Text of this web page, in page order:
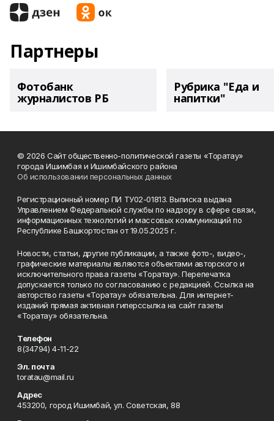
Партнеры
Фотобанк
журналистов РБ
Рубрика "Еда и
напитки"
© 2026 Сайт общественно-политической газеты «Торатау»
города Ишимбая и Ишимбайского района
Об использовании персональных данных
Регистрационный номер ПИ ТУ02-01813. Выписка выдана
Управлением Федеральной службы по надзору в сфере связи,
информационных технологий и массовых коммуникаций по
Республике Башкортостан от 19.05.2025 г.
Новости, статьи, другие публикации, а также фото-, видео-,
графические материалы являются объектами авторского и
исключительного права газеты «Торатау». Перепечатка
допускается только по согласованию с редакцией. Ссылка на
авторство газеты «Торатау» обязательна. Для интернет-
изданий прямая активная гиперссылка на сайт газеты
«Торатау» обязательна.
Телефон
8(34794) 4-11-22
Эл. почта
toratau@mail.ru
Адрес
453200, город Ишимбай, ул. Советская, 88